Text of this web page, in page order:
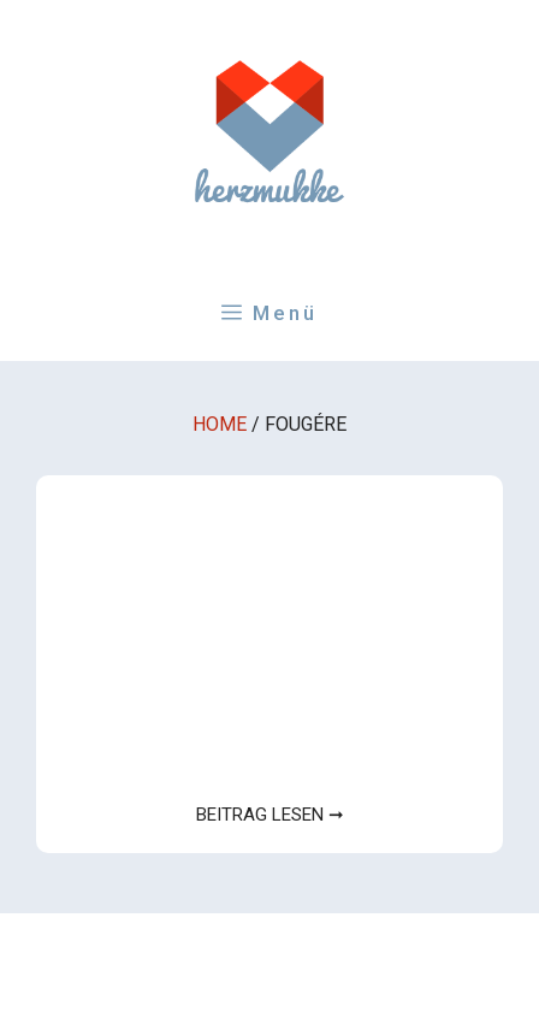
Menü
HOME / FOUGÉRE
BEITRAG LESEN ➞